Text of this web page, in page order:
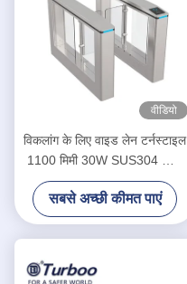
वीडियो
विकलांग के लिए वाइड लेन टर्नस्टाइल
1100 मिमी 30W SUS304 स्विंग
बैरियर गेट आरएफआईडी कार्ड
सबसे अच्छी कीमत पाएं